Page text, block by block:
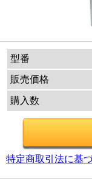
型番
販売価格
購入数
特定商取引法に基